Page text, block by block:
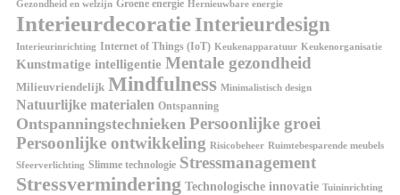
Gezondheid en welzijn Groene energie Hernieuwbare energie
InterieurdecoratieInterieurdesign
Interieurinrichting Internet of Things (IoT) Keukenapparatuur Keukenorganisatie
Kunstmatige intelligentie Mentale gezondheid
Milieuvriendelijk Mindfulness Minimalistisch design
Natuurlijke materialen Ontspanning
Ontspanningstechnieken Persoonlijke groei
Persoonlijke ontwikkeling Risicobeheer Ruimtebesparende meubels
Sfeerverlichting Slimme technologie Stressmanagement
Stressvermindering Technologische innovatie Tuininrichting